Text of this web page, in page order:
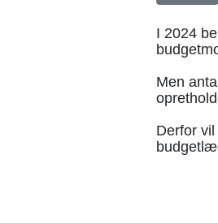
I 2024
Men
Derfor